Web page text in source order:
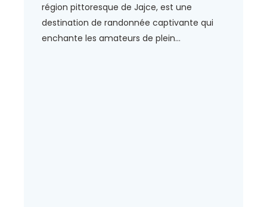
région pittoresque de Jajce, est une
destination de randonnée captivante qui
enchante les amateurs de plein...